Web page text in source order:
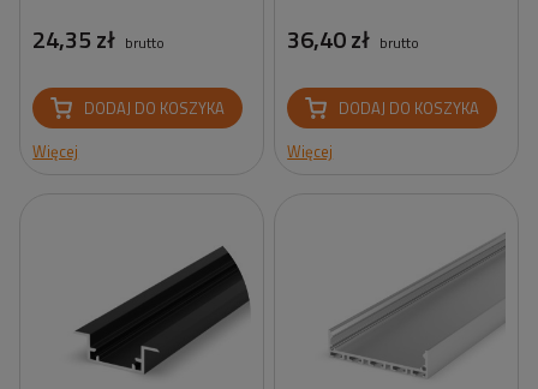
24,35 zł brutto
DODAJ DO KOSZYKA
Więcej
36,40 zł brutto
DODAJ DO KOSZYKA
Więcej